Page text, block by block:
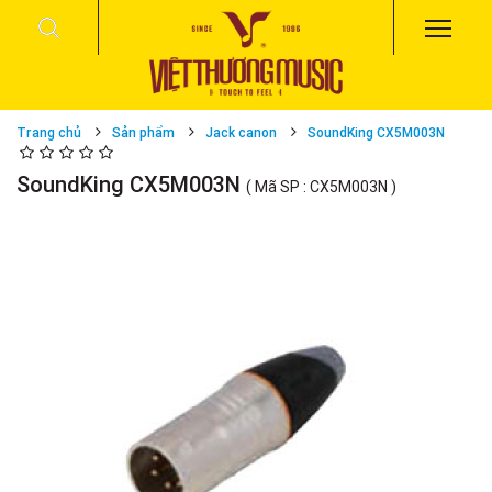
Trang chủ Sản phẩm Jack canon SoundKing CX5M003N
SoundKing CX5M003N ( Mã SP : CX5M003N )